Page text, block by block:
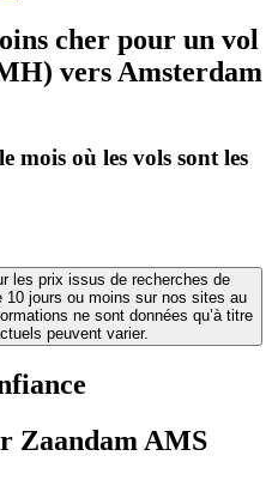
cher pour un vol
vers Amsterdam
mois où les vols sont les
les prix issus de recherches de
jours ou moins sur nos sites au
ne sont données qu’à titre
peuvent varier.
Zaandam AMS